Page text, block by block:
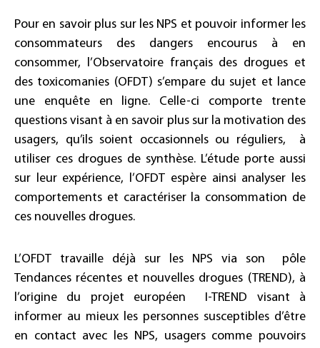
Pour en savoir plus sur les NPS et pouvoir informer les
consommateurs des dangers encourus à en
consommer, l’Observatoire français des drogues et
des toxicomanies (OFDT) s’empare du sujet et lance
une enquête en ligne. Celle-ci comporte trente
questions visant à en savoir plus sur la motivation des
usagers, qu’ils soient occasionnels ou réguliers, à
utiliser ces drogues de synthèse. L’étude porte aussi
sur leur expérience, l’OFDT espère ainsi analyser les
comportements et caractériser la consommation de
ces nouvelles drogues.
L’OFDT travaille déjà sur les NPS via son pôle
Tendances récentes et nouvelles drogues (TREND), à
l’origine du projet européen I-TREND visant à
informer au mieux les personnes susceptibles d’être
en contact avec les NPS, usagers comme pouvoirs